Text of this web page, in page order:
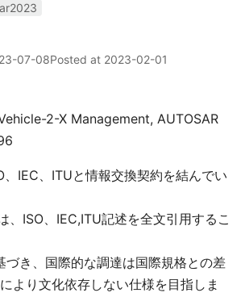
07-08Posted at 2023-02-01
2-X Management, AUTOSAR
、IEC、ITUと情報交換契約を結んでい
、ISO、IEC,ITU記述を全文引用するこ
づき、国際的な調達は国際規格との差
より文化依存しない仕様を目指しま